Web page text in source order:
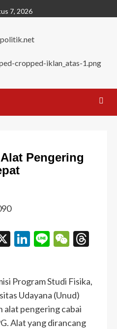
7, 2026
Pengering
X LinkedIn
Line
Program Studi Fisika,
Udayana (Unud)
alat pengering cabai
Alat yang dirancang